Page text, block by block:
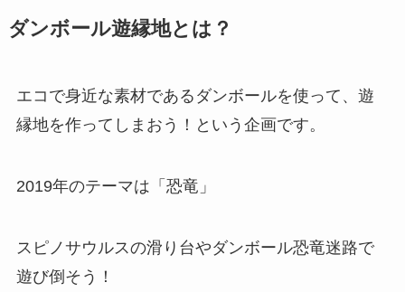
ダンボール遊縁地とは？
エコで身近な素材であるダンボールを使って、遊
縁地を作ってしまおう！という企画です。
2019年のテーマは「恐竜」
スピノサウルスの滑り台やダンボール恐竜迷路で
遊び倒そう！